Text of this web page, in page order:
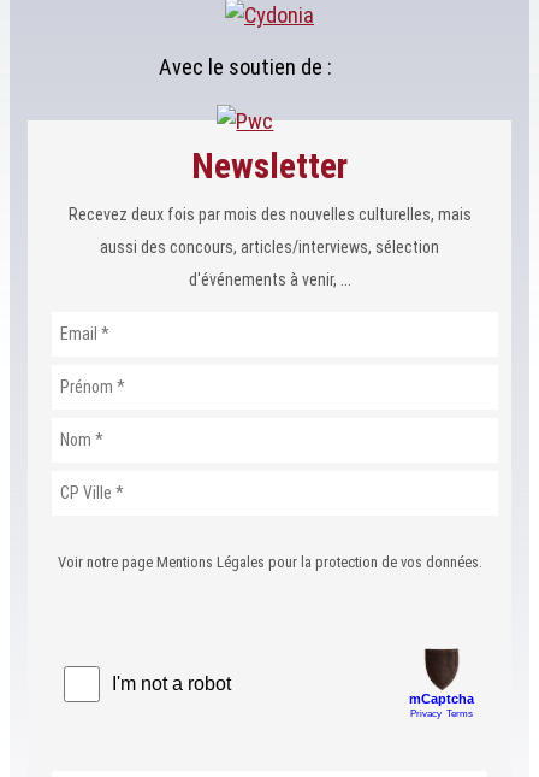
Avec le soutien de :
Newsletter
Recevez deux fois par mois des nouvelles culturelles, mais
aussi des concours, articles/interviews, sélection
d'événements à venir, ...
Voir notre page Mentions Légales pour la protection de vos données.